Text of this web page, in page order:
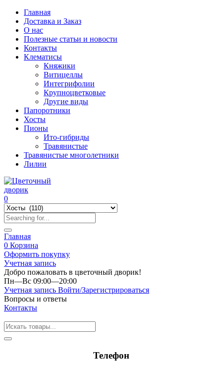
Главная
Доставка и Заказ
О нас
Полезные статьи и новости
Контакты
Клематисы
Княжики
Витицеллы
Интегрифолии
Крупноцветковые
Другие виды
Папоротники
Хосты
Пионы
Ито-гибриды
Травянистые
Травянистые многолетники
Лилии
0
Главная
0 Корзина
Оформить покупку
Учетная запись
Добро пожаловать в цветочный дворик!
Пн—Вс 09:00—20:00
Учетная запись Войти/Зарегистрироваться
Вопросы и ответы
Контакты
Телефон